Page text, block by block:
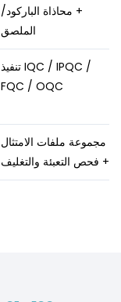
+ محاذاة الباركود/
الملصق
تنفيذ IQC / IPQC /
FQC / OQC
مجموعة ملفات الامتثال
+ فحص التعبئة والتغليف